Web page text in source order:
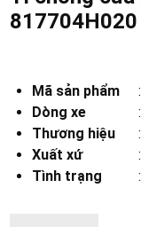
Mã sản phẩm :
Dòng xe
:
Thương hiệu
:
Xuất xứ
:
Tình trạng